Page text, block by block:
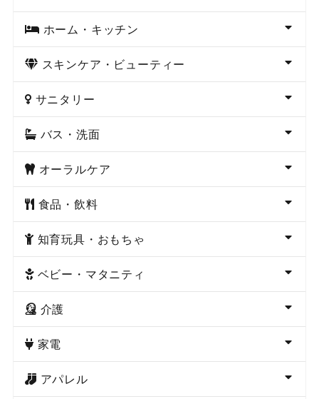
ホーム・キッチン
スキンケア・ビューティー
サニタリー
バス・洗面
オーラルケア
食品・飲料
知育玩具・おもちゃ
ベビー・マタニティ
介護
家電
アパレル